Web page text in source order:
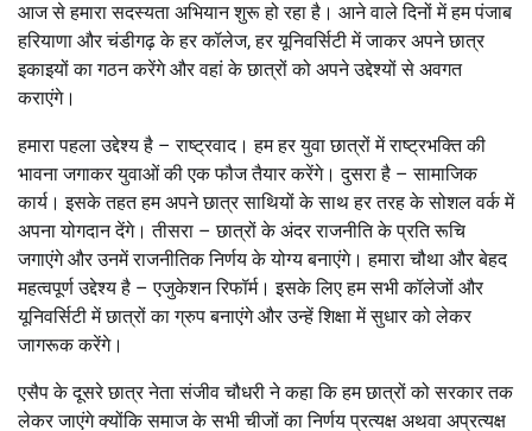
आज से हमारा सदस्यता अभियान शुरू हो रहा है। आने वाले दिनों में हम पंजाब
हरियाणा और चंडीगढ़ के हर कॉलेज, हर यूनिवर्सिटी में जाकर अपने छात्र
इकाइयों का गठन करेंगे और वहां के छात्रों को अपने उद्देश्यों से अवगत
कराएंगे।
हमारा पहला उद्देश्य है – राष्ट्रवाद। हम हर युवा छात्रों में राष्ट्रभक्ति की
भावना जगाकर युवाओं की एक फौज तैयार करेंगे। दुसरा है – सामाजिक
कार्य। इसके तहत हम अपने छात्र साथियों के साथ हर तरह के सोशल वर्क में
अपना योगदान देंगे। तीसरा – छात्रों के अंदर राजनीति के प्रति रूचि
जगाएंगे और उनमें राजनीतिक निर्णय के योग्य बनाएंगे। हमारा चौथा और बेहद
महत्वपूर्ण उद्देश्य है – एजुकेशन रिफॉर्म। इसके लिए हम सभी कॉलेजों और
यूनिवर्सिटी में छात्रों का ग्रुप बनाएंगे और उन्हें शिक्षा में सुधार को लेकर
जागरूक करेंगे।
एसैप के दूसरे छात्र नेता संजीव चौधरी ने कहा कि हम छात्रों को सरकार तक
लेकर जाएंगे क्योंकि समाज के सभी चीजों का निर्णय प्रत्यक्ष अथवा अप्रत्यक्ष